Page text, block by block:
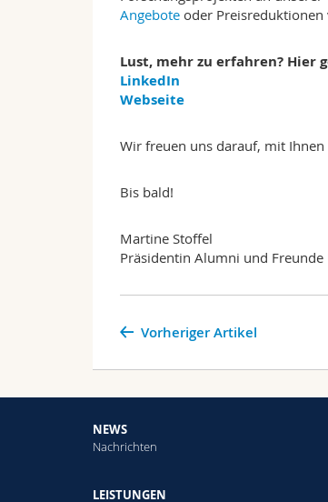
Angebote oder Preisreduktionen
Lust, mehr zu erfahren? Hier
LinkedIn
Webseite
Wir freuen uns darauf, mit
Bis bald!
Martine Stoffel
Präsidentin Alumni und Freunde
Vorheriger Artikel
NEWS
Nachrichten
LEISTUNGEN